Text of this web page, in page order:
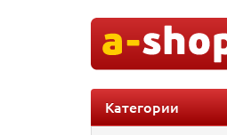
Категории